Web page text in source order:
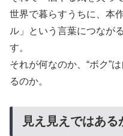
世界で暮らすうちに、本
ル」という言葉につなが
す。
それが何なのか、“ボク”
るのか。
見え見えではある